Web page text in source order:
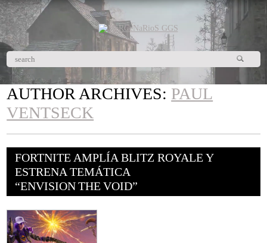
AUTHOR ARCHIVES: PAUL
VENTSECK
FORTNITE AMPLÍA BLITZ ROYALE Y
ESTRENA TEMÁTICA
“ENVISION THE VOID”